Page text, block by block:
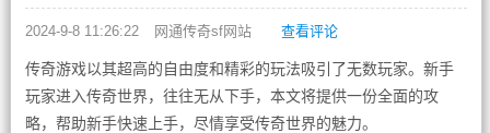
2024-9-8 11:26:22 网通传奇sf网站 查看评论
传奇游戏以其超高的自由度和精彩的玩法吸引了无数玩家。新手
玩家进入传奇世界，往往无从下手，本文将提供一份全面的攻
略，帮助新手快速上手，尽情享受传奇世界的魅力。